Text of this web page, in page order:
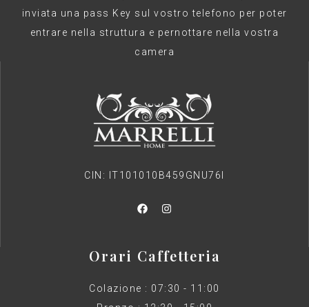
inviata una pass Key sul vostro telefono per poter
entrare nella struttura e pernottare nella vostra
camera
CIN: IT101010B459GNU76I
Orari Caffetteria
Colazione : 07:30 - 11:00